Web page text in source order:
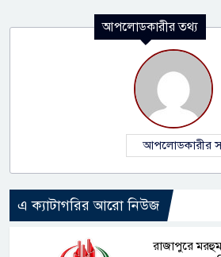
আপলোডকারীর তথ্য
আপলোডকারীর
এ ক্যাটাগরির আরো নিউজ
রাজাপুরে